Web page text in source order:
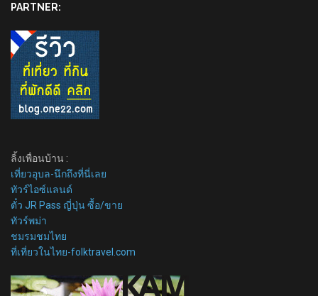
PARTNER:
ลิ้งเพื่อนบ้าน :
เที่ยวอุบล-นึกถึงที่นี่เลย
ทัวร์ไอซ์แลนด์
ตั๋ว JR Pass ญี่ปุ่น ซื้อ/ขาย
ทัวร์พม่า
ชมรมชมไทย
ที่เที่ยวในไทย-folktravel.com